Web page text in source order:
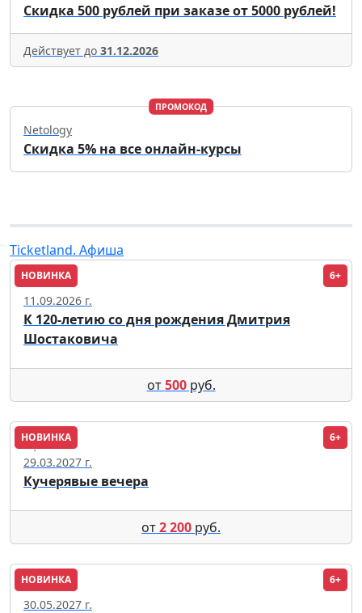
Скидка 500 рублей при заказе от 5000 рублей!
Действует до 31.12.2026
ПРОМОКОД
Netology
Скидка 5% на все онлайн-курсы
Ticketland. Афиша
НОВИНКА 6+
Сочи
11.09.2026 г.
К 120-летию со дня рождения Дмитрия
Шостаковича
от500руб.
НОВИНКА 6+
Уфа
29.03.2027 г.
Кучерявые вечера
от2 200 руб.
НОВИНКА 6+
Москва
30.05.2027 г.